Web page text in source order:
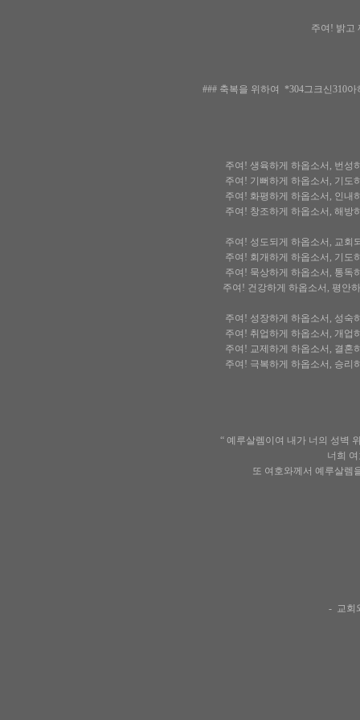
주여! 밝고
### 축복을 위하여 *304그크신310아
주여! 생육하게 하옵소서, 번성
주여! 기뻐하게 하옵소서, 기도
주여! 화평하게 하옵소서, 인내
주여! 창조하게 하옵소서, 해방
주여! 성도되게 하옵소서, 교회
주여! 회개하게 하옵소서, 기도
주여! 묵상하게 하옵소서, 통독
주여! 건강하게 하옵소서, 평안
주여! 성장하게 하옵소서, 성숙
주여! 취업하게 하옵소서, 개업
주여! 교제하게 하옵소서, 결혼
주여! 극복하게 하옵소서, 승리
“ 예루살렘이여 내가 너의 성벽
너희
또 여호와께서 예루살렘
- 교회